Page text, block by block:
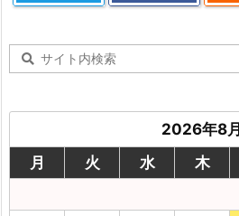
2026年8月
月
火 水 木